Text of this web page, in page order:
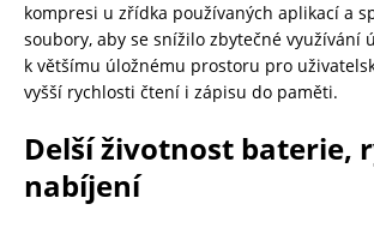
kompresi u zřídka používaných aplikací a
soubory, aby se snížilo zbytečné využívání
k většímu úložnému prostoru pro
vyšší rychlosti čtení i zápisu do paměti.
Delší životnost baterie,
nabíjení